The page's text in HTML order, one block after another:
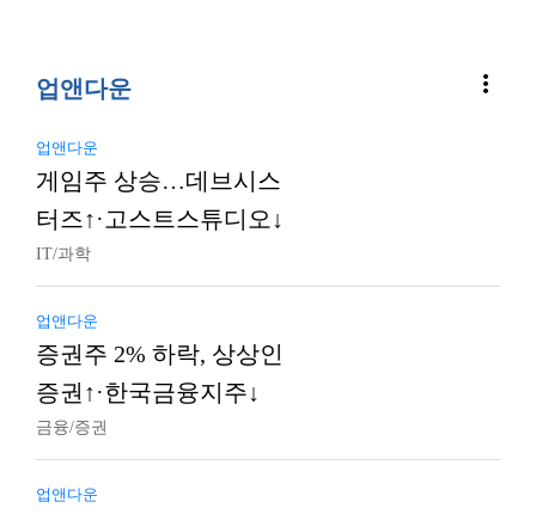
업앤다운 more_vert
업앤다운
게임주 상승…데브시스
터즈↑·고스트스튜디오↓
IT/과학
업앤다운
증권주 2% 하락, 상상인
증권↑·한국금융지주↓
금융/증권
업앤다운